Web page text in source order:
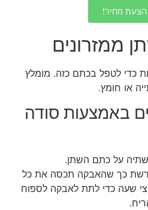
מחיר!
ממזרונים
כדי לטפל בכתם כזה. מומלץ
או חומץ.
באמצעות סודה
על כתם השתן.
כך שהאבקה תכסה את כל
שעה כדי לתת לאבקה לספוח